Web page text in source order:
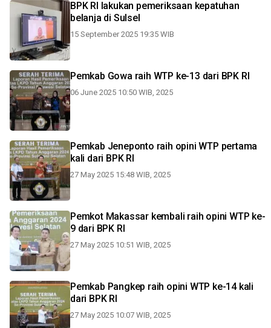
BPK RI lakukan pemeriksaan kepatuhan
belanja di Sulsel
15 September 2025 19:35 WIB
Pemkab Gowa raih WTP ke-13 dari BPK RI
06 June 2025 10:50 WIB, 2025
Pemkab Jeneponto raih opini WTP pertama
kali dari BPK RI
27 May 2025 15:48 WIB, 2025
Pemkot Makassar kembali raih opini WTP ke-
9 dari BPK RI
27 May 2025 10:51 WIB, 2025
Pemkab Pangkep raih opini WTP ke-14 kali
dari BPK RI
27 May 2025 10:07 WIB, 2025